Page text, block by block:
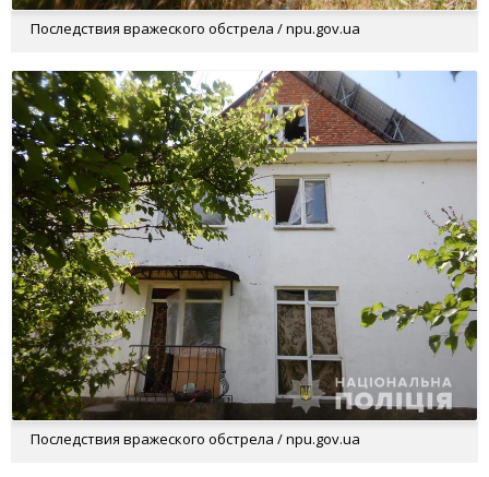
Последствия вражеского обстрела / npu.gov.ua
Последствия вражеского обстрела / npu.gov.ua